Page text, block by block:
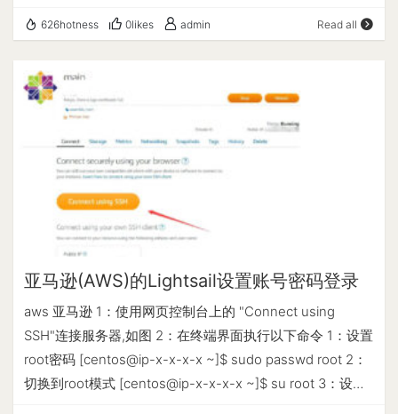
frp_0.51.3_windows_amd64\frpc.exe -c 路径
frp_0.51.3_windows_amd64\frpc.ini 如启动失败根据输出
通过远程桌面工具连接地址为服务器地址，端口号为13389
即可实现远程接入。 2、MacOS 系统 下载地址：
https://github.com/fatedier/frp/releases/download/v0.51.
3/frp_0.51.3_darwin_amd64.tar.gz 解压缩并编辑frpc.ini，
内容如下: [common] server_addr = xx.xx.xx.xx
server_port = 7000 token = abc123 [vnc] type = tcp
local_ip = 127.0.0.1 local_port = 5900 remote_port =
15900 use_encryption = true use_compression = true
server_addr 配置为可访问的公网IP server_port 和服务端
(frps.ini)的 bind_port 一致 local_port 为VNC远程桌面的默
认端口号 5900 remote_port 为远程桌面共享时使用的端口
号（frps所在服务器需要放行此端口） 保存并打开终端,命
令如下: .\frpc -c frpc.ini 打开系统偏好设置->共享->远程管
index.htm; access_log /dev/null; error_log
配置 ssl on; ssl_certificate /websvr/ssl/fullchain.cer; # 证
书文件 ssl_certificate_key /websvr/ssl/mydomain.key; #
私钥文件 ssl_session_timeout 5m; # 会话缓存过期时间
ssl_protocols TLSv1 TLSv1.1 TLSv1.2; # 开启 SSL 支持
ssl_prefer_server_ciphers on; # 设置协商加密算法时，优
先使用服务端的加密套件 } 重启 Nginx 服务： service
nginx restart SSL 检测 https://myssl.com/ssl.html 更新证
书 强制续签证书： acme.sh --renew -d mydomain.com -
-force
626hotness 0likes admin Read all
亚马逊(AWS)的Lightsail设置账号密码登录
aws 亚马逊 1：使用网页控制台上的 "Connect using
SSH"连接服务器,如图 2：在终端界面执行以下命令 1：设置
root密码 [centos@ip-x-x-x-x ~]$ sudo passwd root 2：
切换到root模式 [centos@ip-x-x-x-x ~]$ su root 3：设置